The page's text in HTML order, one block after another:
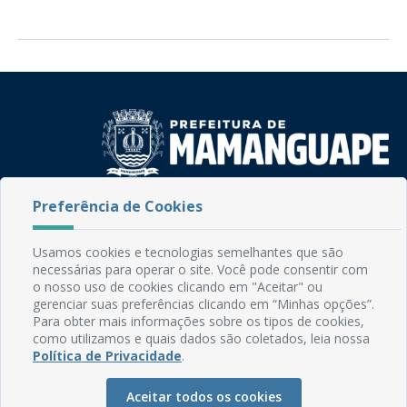
Rua do Imperador, 78, Centro
CEP: 58.280-000 - Mamanguape/PB
Fone: (83) 3292-2246
Email: comunicacao@mamanguape.pb.gov.br
Expediente: Segunda à Sexta, das 08h às 13h
Mapa do Site
Perguntas frequentes
Manual de Navegação
Preferência de Cookies
Usamos cookies e tecnologias semelhantes que são
necessárias para operar o site. Você pode consentir com
o nosso uso de cookies clicando em "Aceitar" ou
gerenciar suas preferências clicando em “Minhas opções”.
Para obter mais informações sobre os tipos de cookies,
como utilizamos e quais dados são coletados, leia nossa
Política de Privacidade.
Aceitar todos os cookies